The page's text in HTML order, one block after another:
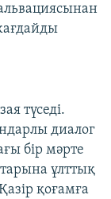
түседі.
диалог
бір мәрте
ұлттық
қоғамға